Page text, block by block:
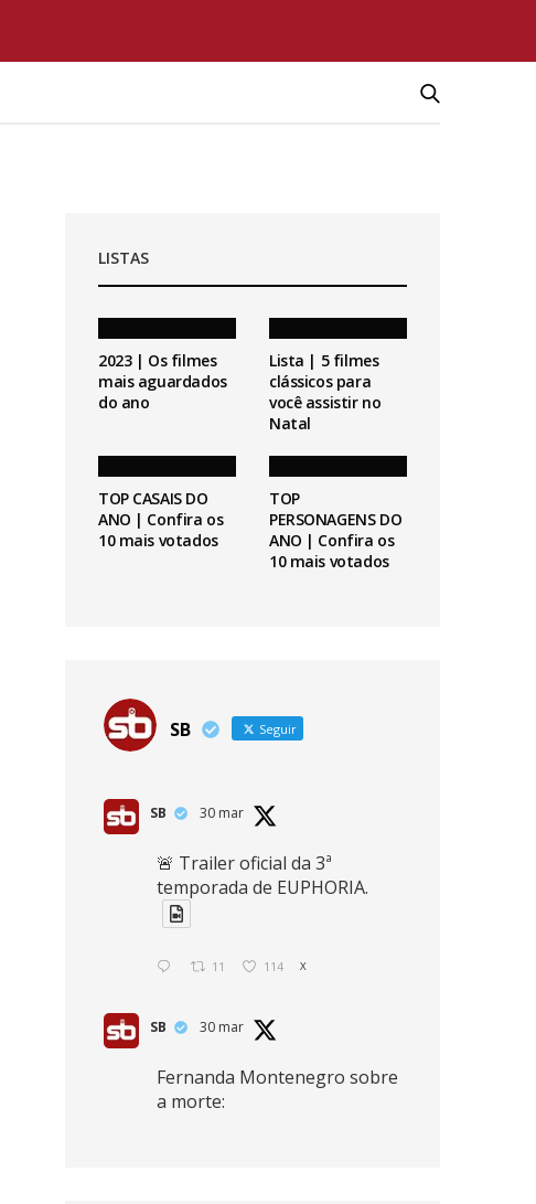
LISTAS
2023 | Os filmes
mais aguardados
do ano
Lista | 5 filmes
clássicos para
você assistir no
Natal
TOP CASAIS DO
ANO | Confira os
10 mais votados
TOP
PERSONAGENS DO
ANO | Confira os
10 mais votados
SB Seguir
SB 30 mar
🚨 Trailer oficial da 3ª
temporada de EUPHORIA.
11 114 X
SB 30 mar
Fernanda Montenegro sobre
a morte: